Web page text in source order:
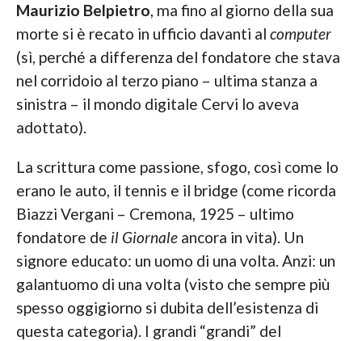
Maurizio Belpietro, ma fino al giorno della sua
morte si è recato in ufficio davanti al computer
(sì, perché a differenza del fondatore che stava
nel corridoio al terzo piano – ultima stanza a
sinistra – il mondo digitale Cervi lo aveva
adottato).
La scrittura come passione, sfogo, così come lo
erano le auto, il tennis e il bridge (come ricorda
Biazzi Vergani – Cremona, 1925 – ultimo
fondatore de il Giornaleancora in vita). Un
signore educato: un uomo di una volta. Anzi: un
galantuomo di una volta (visto che sempre più
spesso oggigiorno si dubita dell’esistenza di
questa categoria). I grandi “grandi” del